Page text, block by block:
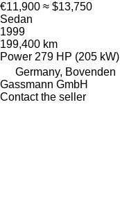
€11,900 ≈ $13,750
Sedan
1999
199,400 km
Power 279 HP (205 kW)
Germany, Bovenden
Gassmann GmbH
Contact the seller